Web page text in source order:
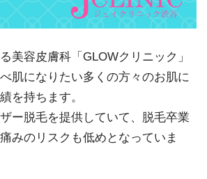
美容皮膚科「GLOWクリニック」
肌になりたい多くの方々のお肌に
を持ちます。
ー脱毛を提供していて、脱毛卒業
みのリスクも低めとなっていま